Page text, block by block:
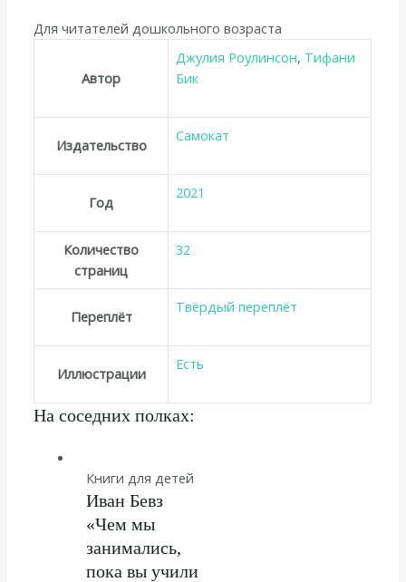
Для читателей дошкольного возраста
Автор
Джулия Роулинсон, Тифани
Бик
Издательство
Самокат
Год
2021
Количество
страниц
32
Переплёт
Твёрдый переплёт
Иллюстрации
Есть
На соседних полках:
Книги для детей
Иван Бевз
«Чем мы
занимались,
пока вы учили